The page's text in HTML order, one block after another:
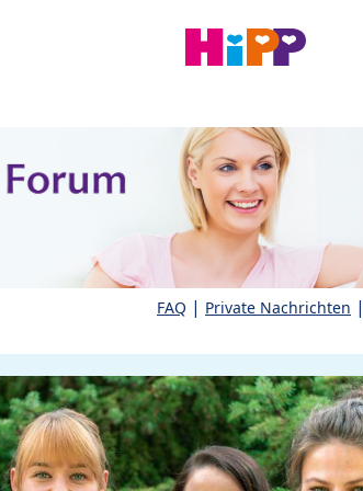
FAQ | Private Nachrichten |